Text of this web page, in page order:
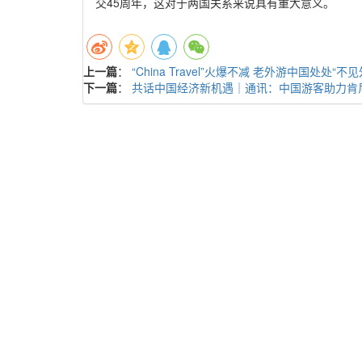
上一篇： “China Travel”火爆不减 老外游中国处处“不见
下一篇： 共话中国经济新机遇｜通讯：中国游客助力